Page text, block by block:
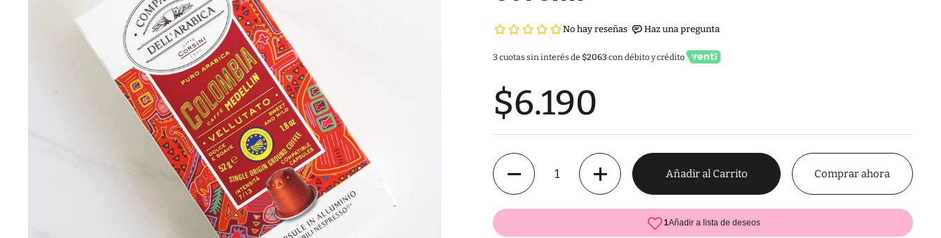
3 cuotas sin interés de $2063con débito y crédito
$6.190
Cantidad
Añadir al Carrito Comprar ahora